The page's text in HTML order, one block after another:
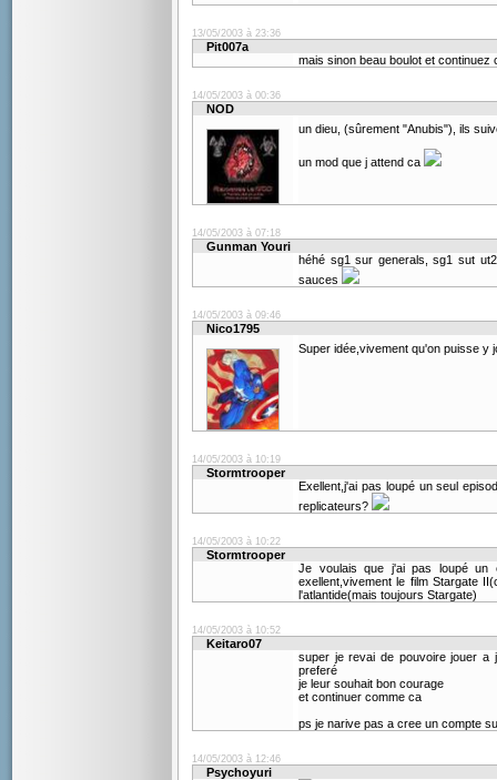
13/05/2003 à 23:36
Pit007a
mais sinon beau boulot et continuez
14/05/2003 à 00:36
NOD
un dieu, (sûrement "Anubis"), ils
un mod que j attend ca
14/05/2003 à 07:18
Gunman Youri
héhé sg1 sur generals, sg1 sut
sauces
14/05/2003 à 09:46
Nico1795
Super idée,vivement qu'on puisse y
14/05/2003 à 10:19
Stormtrooper
Exellent,j'ai pas loupé un seul
replicateurs?
14/05/2003 à 10:22
Stormtrooper
Je voulais que j'ai pas loupé un
exellent,vivement le film Stargate
l'atlantide(mais toujours Stargate)
14/05/2003 à 10:52
Keitaro07
super je revai de pouvoire jouer
preferé
je leur souhait bon courage
et continuer comme ca
ps je narive pas a cree un compte
14/05/2003 à 12:46
Psychoyuri